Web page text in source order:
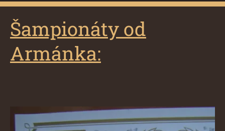
Šampionáty od
Armánka: